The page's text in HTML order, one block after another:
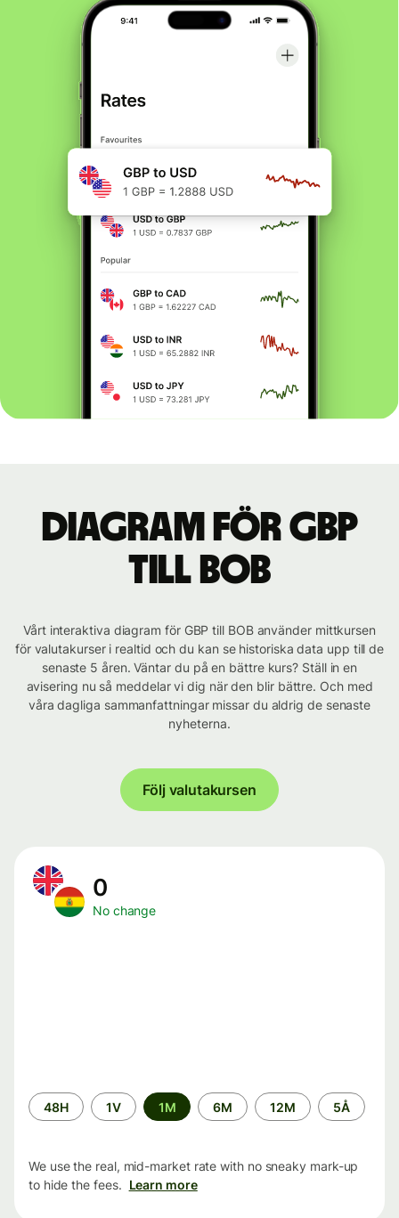
Diagram för GBP
till BOB
Vårt interaktiva diagram för GBP till BOB använder mittkursen
för valutakurser i realtid och du kan se historiska data upp till de
senaste 5 åren. Väntar du på en bättre kurs? Ställ in en
avisering nu så meddelar vi dig när den blir bättre. Och med
våra dagliga sammanfattningar missar du aldrig de senaste
nyheterna.
Följ valutakursen
0
No change
Time
period
48H 1V 1M 6M 12M 5Å
We use the real, mid-market rate with no sneaky mark-up
to hide the fees. Learn more